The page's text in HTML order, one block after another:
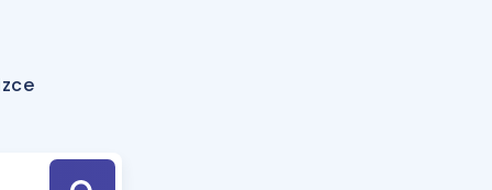
Hesaplama Aracı
için Öneriler
Tek Takvimde